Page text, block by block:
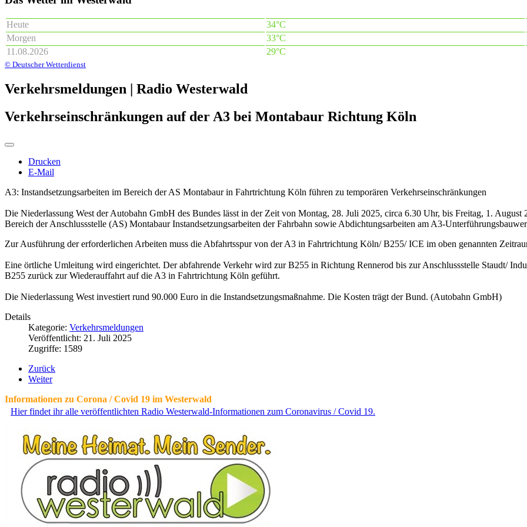
Heute
34°C
Morgen
33°C
11.08.2026
29°C
© Deutscher Wetterdienst
Verkehrsmeldungen | Radio Westerwald
Verkehrseinschränkungen auf der A3 bei Montabaur Richtung Köln
Drucken
E-Mail
A3: Instandsetzungsarbeiten im Bereich der AS Montabaur in Fahrtrichtung Köln führen zu temporären Verkehrseinschränkungen
Die Niederlassung West der Autobahn GmbH des Bundes lässt in der Zeit von Montag, 28. Juli 2025, circa 6.30 Uhr, bis Freitag, 1.
Bereich der Anschlussstelle (AS) Montabaur Instandsetzungsarbeiten der Fahrbahn sowie Abdichtungsarbeiten am A3-
Zur Ausführung der erforderlichen Arbeiten muss die Abfahrtsspur von der A3 in Fahrtrichtung Köln/ B255/ ICE im oben genannten
Eine örtliche Umleitung wird eingerichtet. Der abfahrende Verkehr wird zur B255 in Richtung Rennerod bis zur Anschlussstelle Staudt/
B255 zurück zur Wiederauffahrt auf die A3 in Fahrtrichtung Köln geführt.
Die Niederlassung West investiert rund 90.000 Euro in die Instandsetzungsmaßnahme. Die Kosten trägt der Bund. (Autobahn GmbH)
Details
Kategorie: Verkehrsmeldungen
Veröffentlicht: 21. Juli 2025
Zugriffe: 1589
Zurück
Weiter
Informationen zu Corona / Covid 19 im Westerwald
Hier findet ihr alle veröffentlichten Radio Westerwald-Informationen zum Coronavirus / Covid 19.